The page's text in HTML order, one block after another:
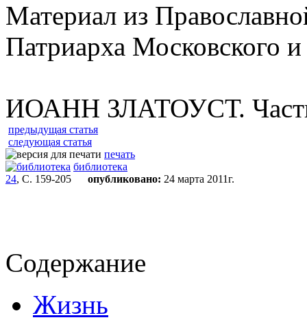
Материал из
Патриарха Московского
ИОАНН ЗЛАТОУСТ.
предыдущая статья
следующая статья
печать
библиотека
24, С. 159-205 опубликовано: 24 марта 2011г.
Содержание
Жизнь